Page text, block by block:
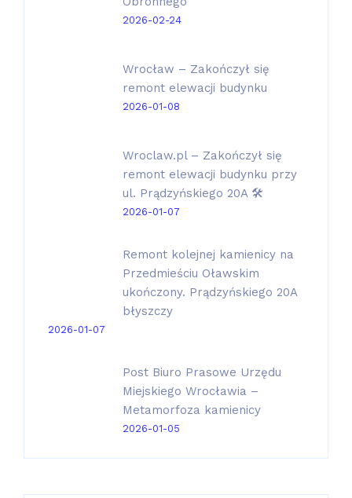
2026-02-24
Wrocław – Zakończył się
remont elewacji budynku
2026-01-08
Wroclaw.pl – Zakończył się
remont elewacji budynku przy
ul. Prądzyńskiego 20A 🛠️
2026-01-07
Remont kolejnej kamienicy na
Przedmieściu Oławskim
ukończony. Prądzyńskiego 20A
błyszczy
2026-01-07
Post Biuro Prasowe Urzędu
Miejskiego Wrocławia –
Metamorfoza kamienicy
2026-01-05